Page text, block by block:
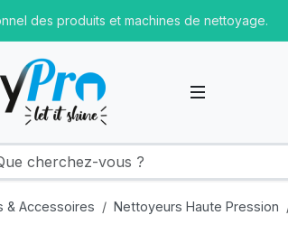
des produits et machines de nettoyage.
& Accessoires Nettoyeurs Haute Pression